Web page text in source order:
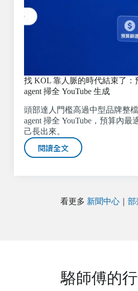
找 KOL 靠人脈的時代結束了：
agent 掃全 YouTube 生成
頭部達人門檻高過中型品牌整
agent 掃全 YouTube，預算內最
己長出來。
閱讀全文
看更多 新聞中心｜ 部
駱師傅的